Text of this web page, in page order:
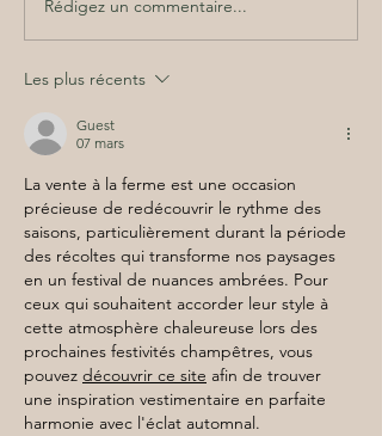
Glace, fruits frais ou
après-midi...
Rédigez un commentaire...
Les plus récents
Guest
07 mars
La vente à la ferme est une occasion
précieuse de redécouvrir le rythme des
saisons, particulièrement durant la période
des récoltes qui transforme nos paysages
en un festival de nuances ambrées. Pour
ceux qui souhaitent accorder leur style à
cette atmosphère chaleureuse lors des
prochaines festivités champêtres, vous
pouvez découvrir ce site afin de trouver
une inspiration vestimentaire en parfaite
harmonie avec l'éclat automnal.